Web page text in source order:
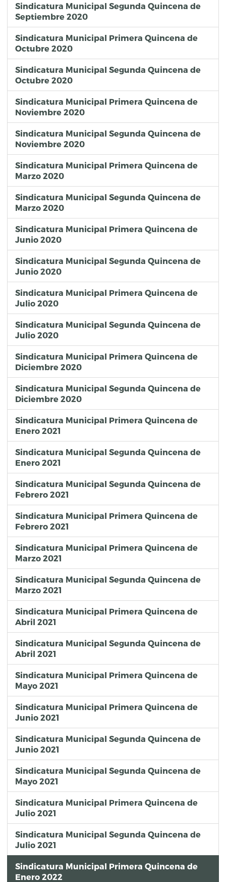
Sindicatura Municipal Segunda Quincena de
Septiembre 2020
Sindicatura Municipal Primera Quincena de
Octubre 2020
Sindicatura Municipal Segunda Quincena de
Octubre 2020
Sindicatura Municipal Primera Quincena de
Noviembre 2020
Sindicatura Municipal Segunda Quincena de
Noviembre 2020
Sindicatura Municipal Primera Quincena de
Marzo 2020
Sindicatura Municipal Segunda Quincena de
Marzo 2020
Sindicatura Municipal Primera Quincena de
Junio 2020
Sindicatura Municipal Segunda Quincena de
Junio 2020
Sindicatura Municipal Primera Quincena de
Julio 2020
Sindicatura Municipal Segunda Quincena de
Julio 2020
Sindicatura Municipal Primera Quincena de
Diciembre 2020
Sindicatura Municipal Segunda Quincena de
Diciembre 2020
Sindicatura Municipal Primera Quincena de
Enero 2021
Sindicatura Municipal Segunda Quincena de
Enero 2021
Sindicatura Municipal Segunda Quincena de
Febrero 2021
Sindicatura Municipal Primera Quincena de
Febrero 2021
Sindicatura Municipal Primera Quincena de
Marzo 2021
Sindicatura Municipal Segunda Quincena de
Marzo 2021
Sindicatura Municipal Primera Quincena de
Abril 2021
Sindicatura Municipal Segunda Quincena de
Abril 2021
Sindicatura Municipal Primera Quincena de
Mayo 2021
Sindicatura Municipal Primera Quincena de
Junio 2021
Sindicatura Municipal Segunda Quincena de
Junio 2021
Sindicatura Municipal Segunda Quincena de
Mayo 2021
Sindicatura Municipal Primera Quincena de
Julio 2021
Sindicatura Municipal Segunda Quincena de
Julio 2021
Sindicatura Municipal Primera Quincena de
Enero 2022